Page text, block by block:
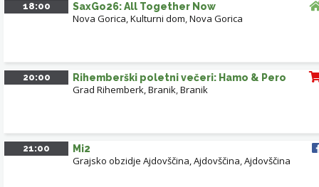
18:00 SaxGo26: All Together Now
Nova Gorica, Kulturni dom,Nova Gorica
20:00 Rihemberški poletni večeri: Hamo & Pero
Grad Rihemberk, Branik,Branik
21:00 Mi2
Grajsko obzidje Ajdovščina, Ajdovščina,Ajdovščina